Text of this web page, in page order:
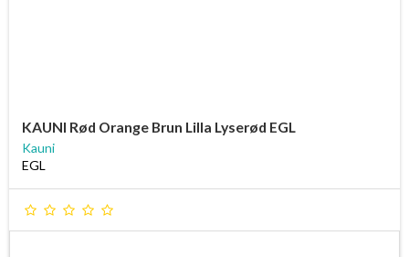
KAUNI Rød Orange Brun Lilla Lyserød EGL
Kauni
EGL